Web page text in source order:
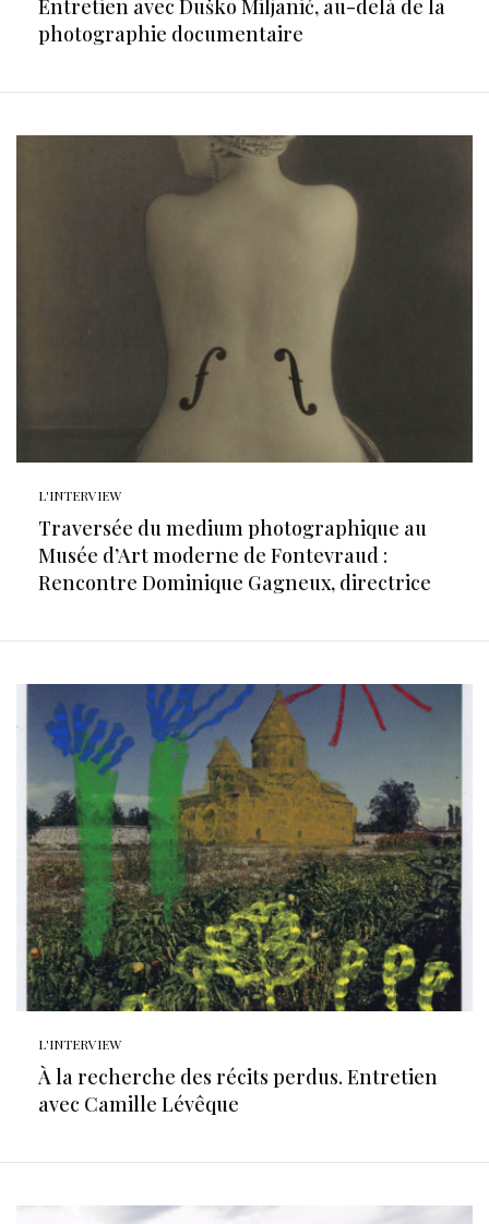
Entretien avec Duško Miljanić, au-delà de la
photographie documentaire
L'INTERVIEW
Traversée du medium photographique au
Musée d’Art moderne de Fontevraud :
Rencontre Dominique Gagneux, directrice
L'INTERVIEW
À la recherche des récits perdus. Entretien
avec Camille Lévêque